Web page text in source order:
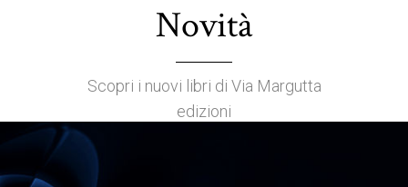
Novità
Scopri i nuovi libri di Via Margutta
edizioni